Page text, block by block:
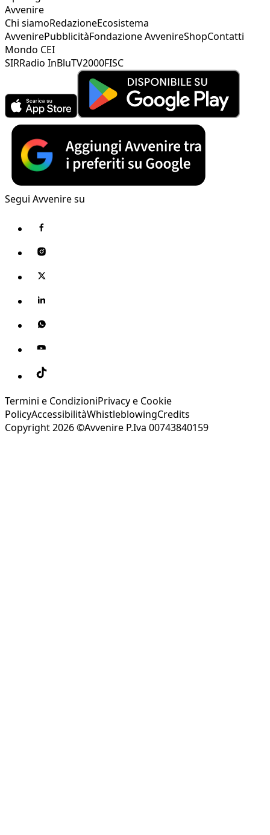
Avvenire
Chi siamoRedazioneEcosistema
AvvenirePubblicitàFondazione AvvenireShopContatti
Mondo CEI
SIRRadio InBluTV2000FISC
Segui Avvenire su
Termini e CondizioniPrivacy e Cookie
PolicyAccessibilitàWhistleblowingCredits
Copyright 2026 ©Avvenire P.Iva 00743840159